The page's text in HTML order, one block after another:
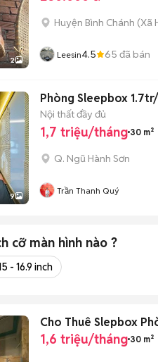
2
Huyện Bình Chánh (Xã
Leesin4.5 65 đã bán
9
Phòng Sleepbox
Nội thất đầy đủ
1,7 triệu/tháng 30 m²
Q. Ngũ Hành Sơn
Trần Thanh Quý
cỡ màn hình nào ?
- 16.9 inch
Cho Thuê Slepbox
1,6 triệu/tháng 30 m²